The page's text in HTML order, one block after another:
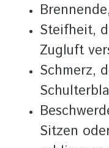
Steifheit,
Zugluft
Schmerz,
Sitzen